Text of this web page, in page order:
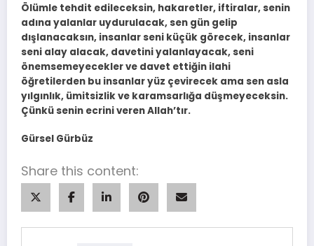
Ölümle tehdit edileceksin, hakaretler, iftiralar, senin
adına yalanlar uydurulacak, sen gün gelip
dışlanacaksın, insanlar seni küçük görecek, insanlar
seni alay alacak, davetini yalanlayacak, seni
önemsemeyecekler ve davet ettiğin ilahi
öğretilerden bu insanlar yüz çevirecek ama sen asla
yılgınlık, ümitsizlik ve karamsarlığa düşmeyeceksin.
Çünkü senin ecrini veren Allah’tır.
Gürsel Gürbüz
Share this content: